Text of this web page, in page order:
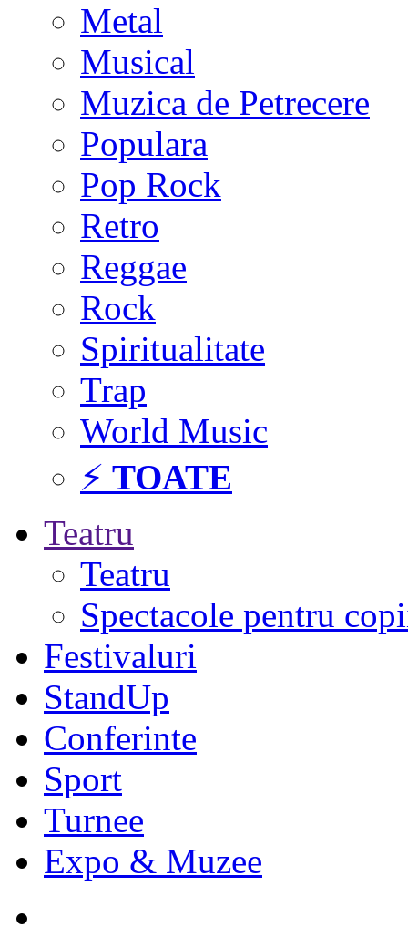
Metal
Musical
Muzica de Petrecere
Populara
Pop Rock
Retro
Reggae
Rock
Spiritualitate
Trap
World Music
⚡ TOATE
Teatru
Teatru
Spectacole pentru
Festivaluri
StandUp
Conferinte
Sport
Turnee
Expo & Muzee